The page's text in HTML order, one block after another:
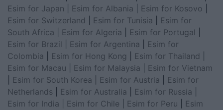
Esim for Japan
Esim for Albania Esim for Kosovo
Esim for Switzerland
Esim for Tunisia
Esim for
South Africa
Esim for Algeria Esim for Portugal
Esim for Brazil
Esim for Argentina
Esim for
Colombia
Esim for Hong Kong Esim for Thailand
Esim for Macau
Esim for Malaysia
Esim for Vietnam
Esim for South Korea Esim for Austria
Esim for
Netherlands
Esim for Australia Esim for Russia
Esim for India
Esim for Chile Esim for Peru
Esim